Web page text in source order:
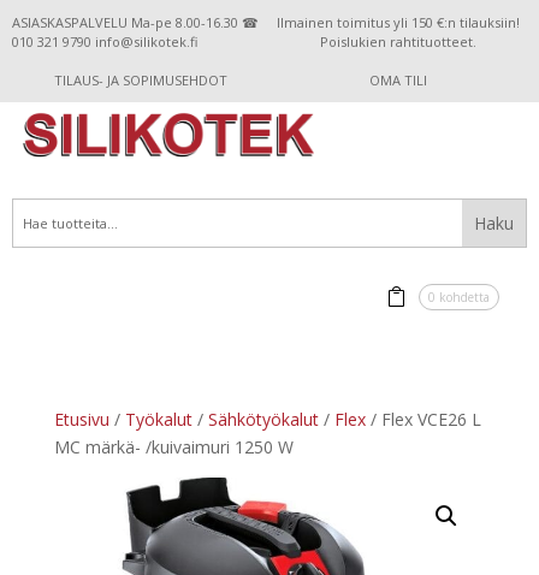
ASIASKASPALVELU Ma-pe 8.00-16.30 ☎
010 321 9790 info@silikotek.fi
Ilmainen toimitus yli 150 €:n tilauksiin!
Poislukien rahtituotteet.
TILAUS- JA SOPIMUSEHDOT OMA TILI
0 kohdetta
Etusivu / Työkalut/ Sähkötyökalut/ Flex/ Flex VCE26 L
MC märkä- /kuivaimuri 1250 W